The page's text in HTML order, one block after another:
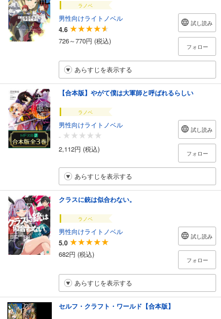
ラノベ
男性向けライトノベル
4.6
726～770円 (税込)
試し読み
フォロー
あらすじを表示する
【合本版】やがて僕は大軍師と呼ばれるらしい
ラノベ
男性向けライトノベル
-
2,112円 (税込)
試し読み
フォロー
あらすじを表示する
クラスに銃は似合わない。
ラノベ
男性向けライトノベル
5.0
682円 (税込)
試し読み
フォロー
あらすじを表示する
セルフ・クラフト・ワールド【合本版】